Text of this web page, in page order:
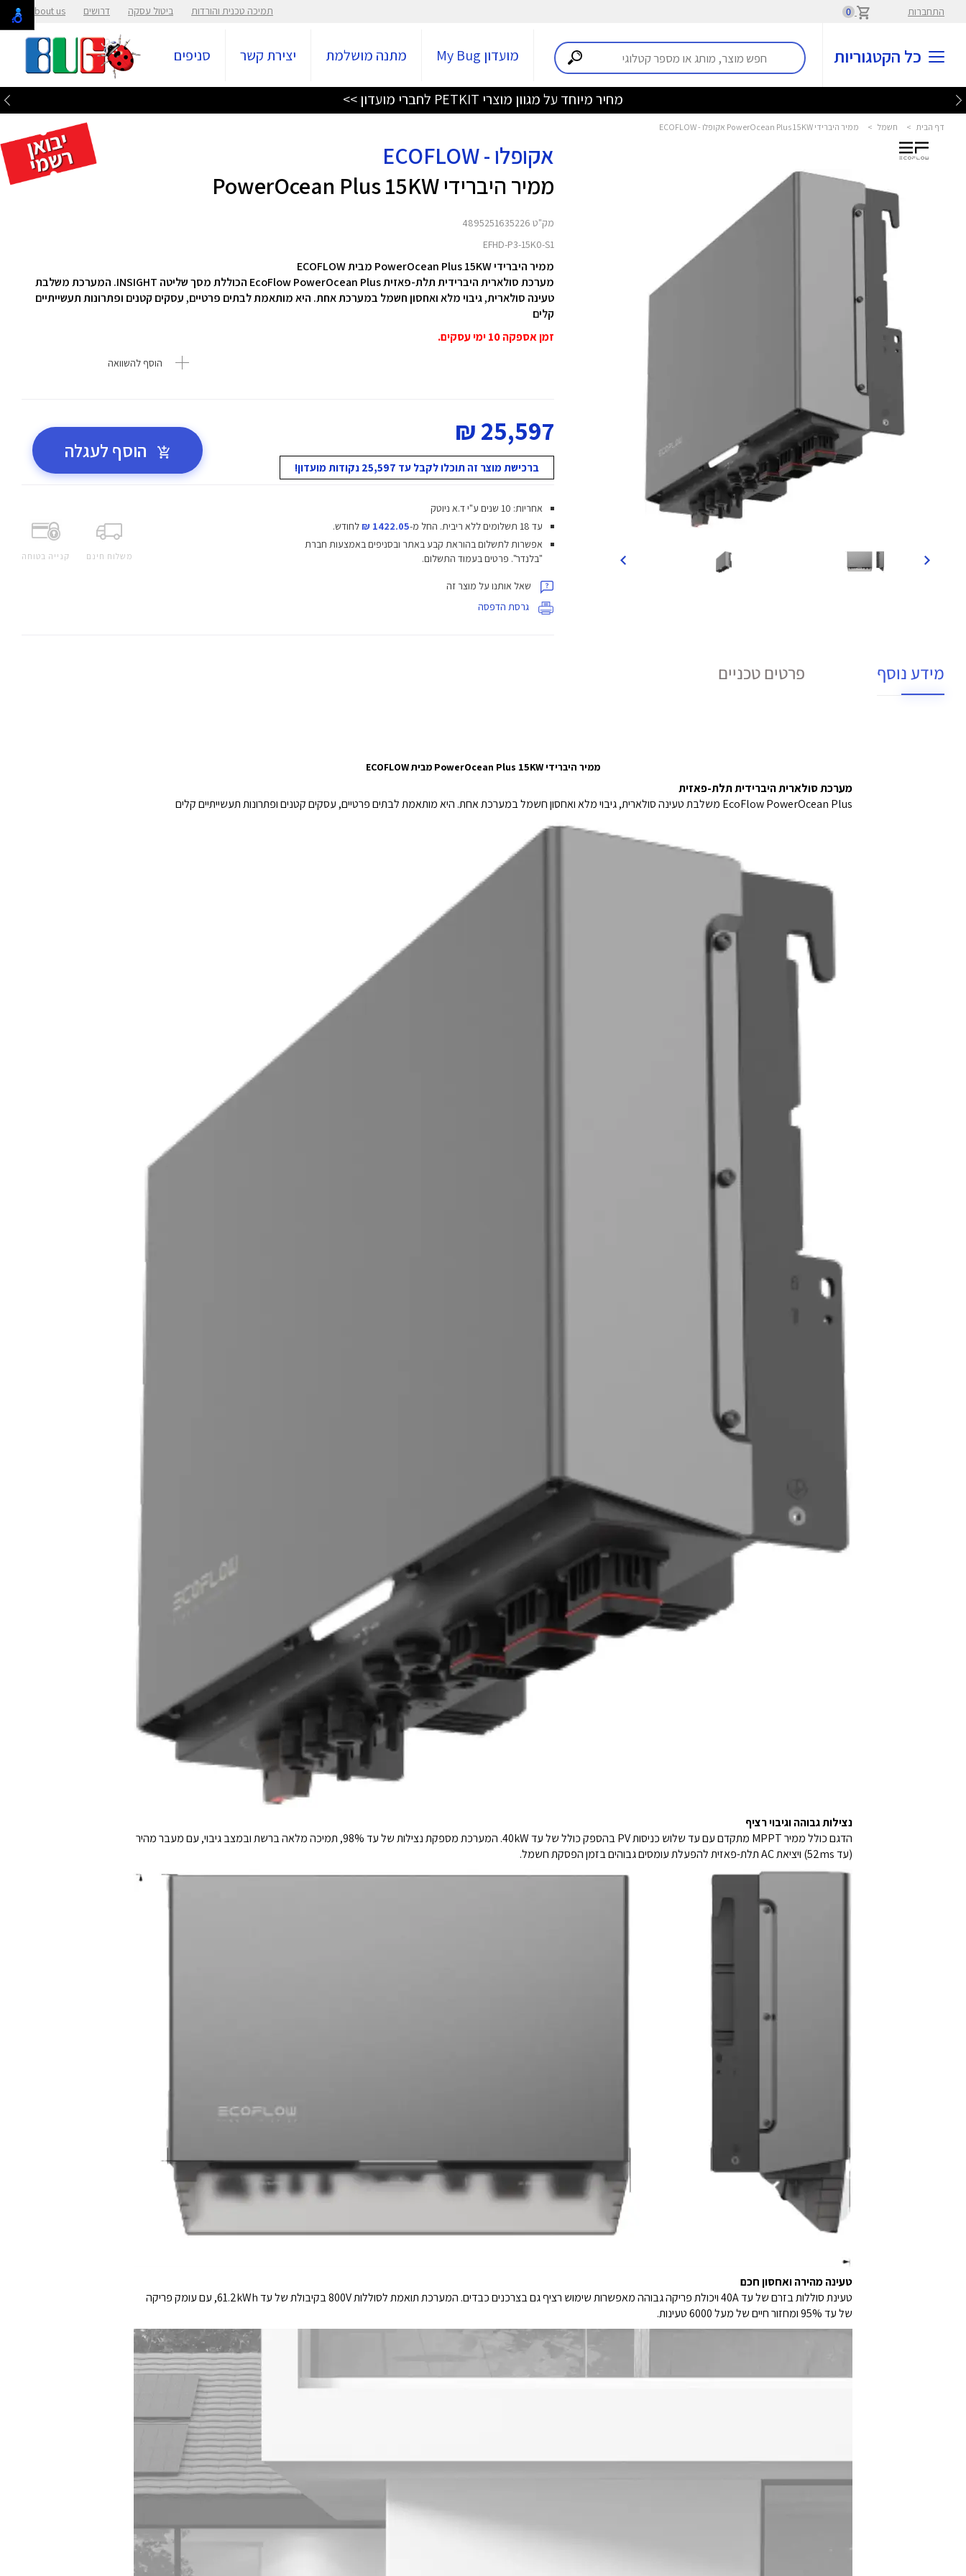
התחברות 0 תמיכה טכנית והורדות ביטול עסקה דרושים About us
כל הקטגוריות מועדון My Bug מתנה מושלמת יצירת קשר סניפים
מחיר מיוחד על מגוון מוצרי PETKIT לחברי מועדון >>
דף הבית > חשמל > ממיר היברידי PowerOcean Plus 15KW אקופלו - ECOFLOW
אקופלו - ECOFLOW
ממיר היברידי PowerOcean Plus 15KW
מק"ט 4895251635226
EFHD-P3-15K0-S1
ממיר היברידי PowerOcean Plus 15KW מבית ECOFLOW
מערכת סולארית היברידית תלת-פאזית EcoFlow PowerOcean Plus הכוללת מסך שליטה INSIGHT. המערכת
משלבת
טעינה סולארית, גיבוי מלא ואחסון חשמל במערכת אחת. היא מותאמת לבתים פרטיים, עסקים קטנים ופתרונות תעשייתיים
קלים
זמן אספקה 10 ימי עסקים.
הוסף להשוואה
25,597 ₪
ברכישת מוצר זה תוכלו לקבל עד 25,597 נקודות מועדון!
הוסף לעגלה
משלוח חינם קנייה בטוחה
אחריות: 10 שנים ע"י ד.א ניוטק
עד 18 תשלומים ללא ריבית.
החל מ-1422.05 ₪
לחודש.
אפשרות לתשלום בהוראת קבע באתר ובסניפים באמצעות חברת
"בלנדר". פרטים בעמוד התשלום.
שאל אותנו על מוצר זה
גרסת הדפסה
מידע נוסף פרטים טכניים
ממיר היברידי PowerOcean Plus 15KW מבית ECOFLOW
מערכת סולארית היברידית תלת-פאזית
EcoFlow PowerOcean Plus משלבת טעינה סולארית, גיבוי מלא ואחסון חשמל במערכת אחת. היא מותאמת לבתים פרטיים, עסקים קטנים ופתרונות תעשייתיים קלים
נצילות גבוהה וגיבוי רציף
הדגם כולל ממיר MPPT מתקדם עם עד שלוש כניסות PV בהספק כולל של עד 40kW. המערכת מספקת נצילות של עד 98%, תמיכה מלאה ברשת ובמצב גיבוי, עם מעבר מהיר
(עד 52ms) ויציאת AC תלת-פאזית להפעלת עומסים גבוהים בזמן הפסקת חשמל.
טעינה מהירה ואחסון חכם
טעינת סוללות בזרם של עד 40A ויכולת פריקה גבוהה מאפשרות שימוש רציף גם בצרכנים כבדים. המערכת תואמת לסוללות 800V בקיבולת של עד 61.2kWh, עם עומק פריקה
של עד 95% ומחזור חיים של מעל 6000 טעינות.